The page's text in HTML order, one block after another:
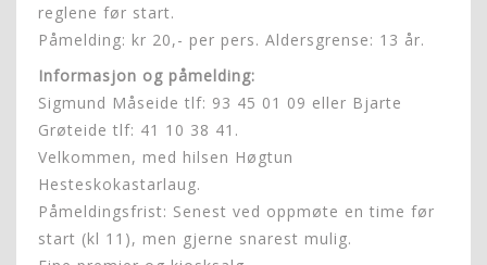
reglene før start.
Påmelding: kr 20,- per pers. Aldersgrense: 13 år.
Informasjon og påmelding:
Sigmund Måseide tlf: 93 45 01 09 eller Bjarte
Grøteide tlf: 41 10 38 41.
Velkommen, med hilsen Høgtun
Hesteskokastarlaug.
Påmeldingsfrist: Senest ved oppmøte en time før
start (kl 11), men gjerne snarest mulig.